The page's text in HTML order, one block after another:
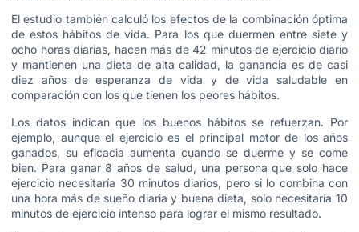
El estudio también calculó los efectos de la combinación óptima
de estos hábitos de vida. Para los que duermen entre siete y
ocho horas diarias, hacen más de 42 minutos de ejercicio diario
y mantienen una dieta de alta calidad, la ganancia es de casi
diez años de esperanza de vida y de vida saludable en
comparación con los que tienen los peores hábitos.
Los datos indican que los buenos hábitos se refuerzan. Por
ejemplo, aunque el ejercicio es el principal motor de los años
ganados, su eficacia aumenta cuando se duerme y se come
bien. Para ganar 8 años de salud, una persona que solo hace
ejercicio necesitaría 30 minutos diarios, pero si lo combina con
una hora más de sueño diaria y buena dieta, solo necesitaría 10
minutos de ejercicio intenso para lograr el mismo resultado.